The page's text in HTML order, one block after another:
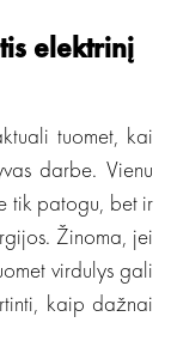
elektrinį
tuomet, kai
darbe. Vienu
tik patogu, bet ir
Žinoma, jei
virdulys gali
kaip dažnai